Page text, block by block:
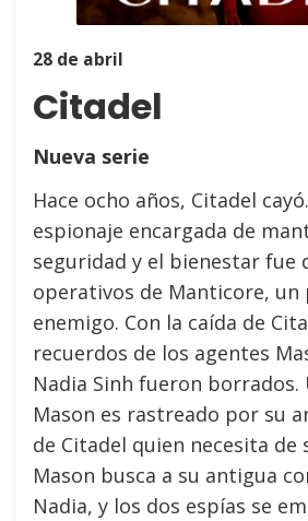
28 de abril
Citadel
Nueva serie
Hace ocho años, Citadel
espionaje encargada de
seguridad y el bienestar fue
operativos de Manticore, un
enemigo. Con la caída de
recuerdos de los agentes
Nadia Sinh fueron borrados.
Mason es rastreado por su
de Citadel quien necesita de
Mason busca a su antigua
Nadia, y los dos espías se